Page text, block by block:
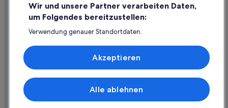
Rückerstattungsprozess und Zeitrahmen
Buchen Sie einen Flug mit einer Gutschrift bei der Fluggesellschaft
Internationale Reisedokumente
© 2026 Expedia, Inc., ein Unternehmen der Expedia Group. Alle Rechte
vorbehalten. Expedia und das Expedia-Logo sind Handelsmarken oder
Wir und unsere Partner verarbeiten Daten,
um Folgendes bereitzustellen:
Verwendung genauer Standortdaten.
Speichern von oder Zugriff auf Informationen auf einem
Endgerät. Personalisierte Werbung und Inhalte, Messung
von Werbeleistung und der Performance von Inhalten,
Liste der Partner (Lieferanten)
Alle ablehnen
Akzeptieren